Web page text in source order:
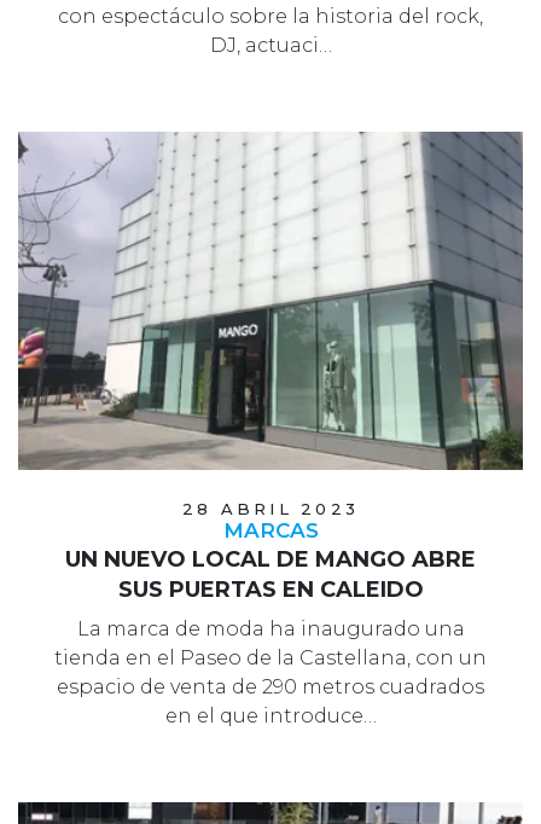
con espectáculo sobre la historia del rock,
DJ, actuaci…
28 ABRIL 2023
MARCAS
UN NUEVO LOCAL DE MANGO ABRE
SUS PUERTAS EN CALEIDO
La marca de moda ha inaugurado una
tienda en el Paseo de la Castellana, con un
espacio de venta de 290 metros cuadrados
en el que introduce…